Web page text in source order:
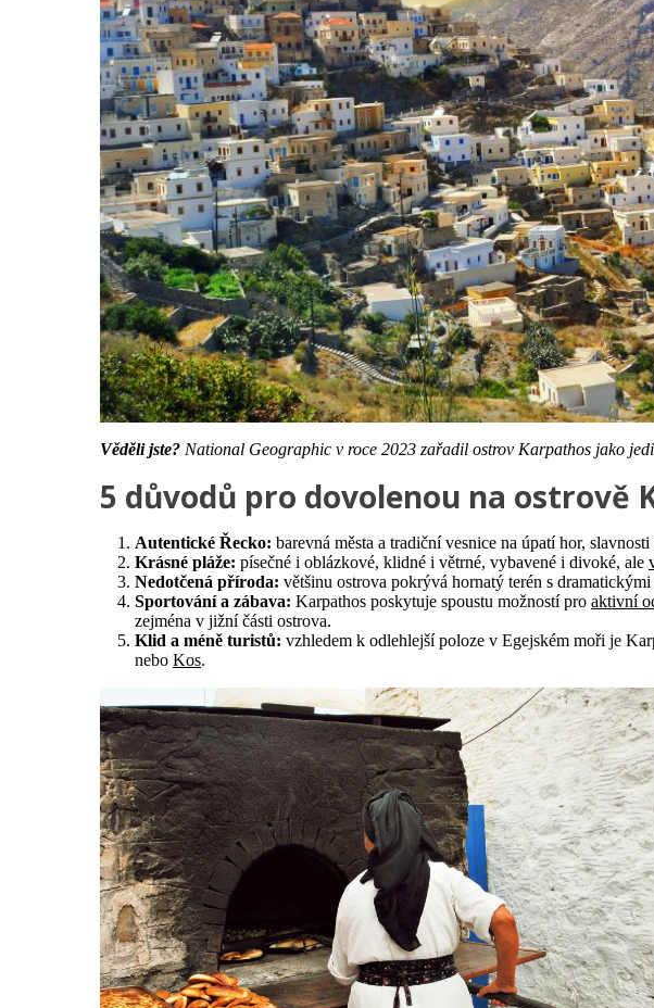
Věděli jste? National Geographic v roce 2023 zařadil ostrov Karpathos jako
5 důvodů pro dovolenou na ostrově
Autentické Řecko: barevná města a tradiční vesnice na úpatí hor,
Krásné pláže: písečné i oblázkové, klidné i větrné, vybavené i divoké, ale
Nedotčená příroda: většinu ostrova pokrývá hornatý terén s
Sportování a zábava: Karpathos poskytuje spoustu možností pro aktivní
zejména v jižní části ostrova.
Klid a méně turistů: vzhledem k odlehlejší poloze v Egejském moři je
nebo Kos.